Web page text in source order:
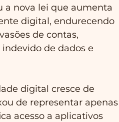
a nova lei que aumenta
digital, endurecendo
de contas,
de dados e
digital cresce de
de representar apenas
acesso a aplicativos